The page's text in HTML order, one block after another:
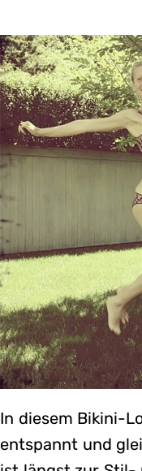
In diesem Bikini-
entspannt und